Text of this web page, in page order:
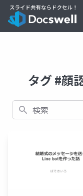
タグ #顔
検索